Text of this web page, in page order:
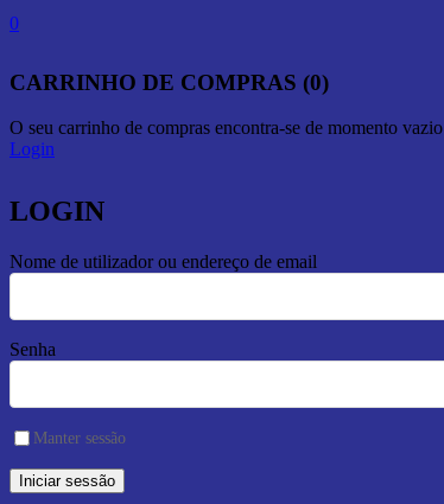
0
CARRINHO DE COMPRAS (0)
O seu carrinho de compras encontra-se de momento vazio
Login
LOGIN
Nome de utilizador ou endereço de email
Senha
Manter sessão